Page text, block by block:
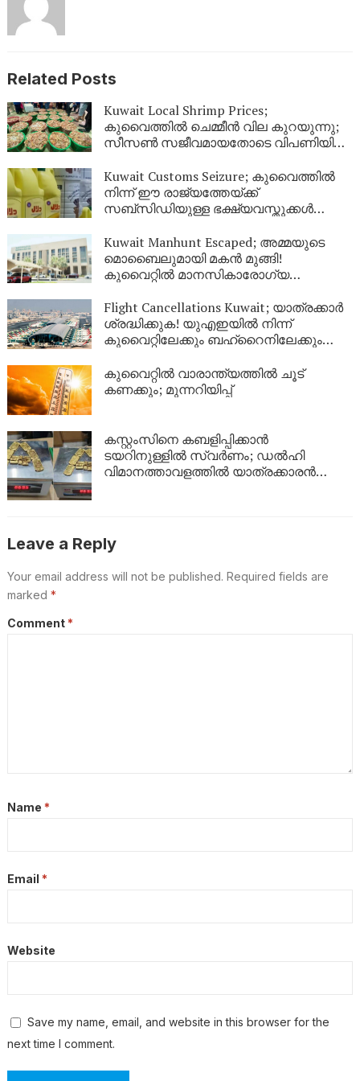
Related Posts
Kuwait Local Shrimp Prices;
കുവൈത്തിൽ ചെമ്മീൻ വില കുറയുന്നു;
സീസൺ സജീവമായതോടെ വിപണിയിൽ
Kuwait Customs Seizure; കുവൈത്തിൽ
നിന്ന് ഈ രാജ്യത്തേയ്ക്ക്
സബ്സിഡിയുള്ള ഭക്ഷ്യവസ്തുക്കൾ
Kuwait Manhunt Escaped; അമ്മയുടെ
മൊബൈലുമായി മകൻ മുങ്ങി!
കുവൈറ്റിൽ മാനസികാരോഗ്യ
യുവാവിനായി പോലീസ് തിരച്ചിൽ
Flight Cancellations Kuwait; യാത്രക്കാർ
ശ്രദ്ധിക്കുക! യുഎഇയിൽ നിന്ന്
കുവൈറ്റിലേക്കും ബഹ്‌റൈനിലേക്കും
ഇങ്ങനെ
കുവൈറ്റിൽ വാരാന്ത്യത്തിൽ ചൂട്
കണക്കും; മുന്നറിയിപ്പ്
കസ്റ്റംസിനെ കബളിപ്പിക്കാൻ
ടയറിനുള്ളിൽ സ്വർണം; ഡൽഹി
വിമാനത്താവളത്തിൽ യാത്രക്കാരൻ
Leave a Reply
Your email address will not be published. Required fields are
marked *
Comment *
Name *
Email *
Website
Save my name, email, and website in this browser for the
next time I comment.